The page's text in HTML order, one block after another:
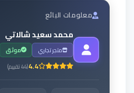
معلومات البائع
محمد سعيد شالاتي
متجر تجاري موثق
4.4
(
44تقييم)